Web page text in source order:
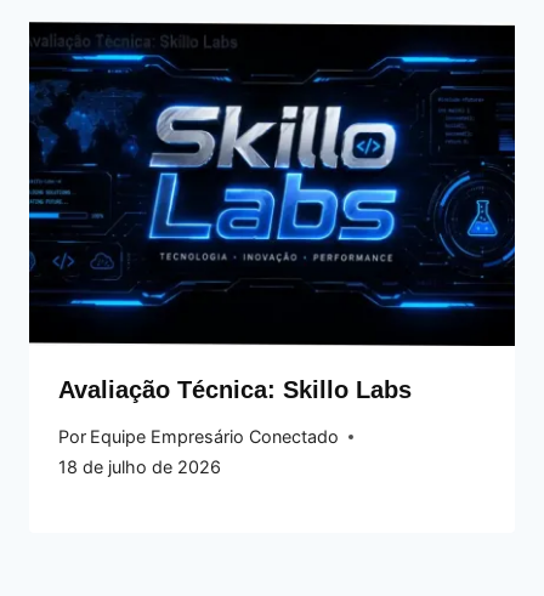
Avaliação Técnica: Skillo Labs
Por Equipe Empresário Conectado
18 de julho de 2026